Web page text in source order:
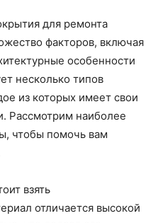
для ремонта
факторов, включая
особенности
несколько типов
из которых имеет свои
Рассмотрим наиболее
чтобы помочь вам
взять
отличается высокой